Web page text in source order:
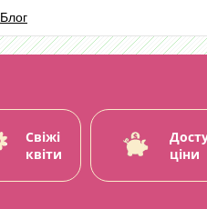
Блог
Свіжі
квіти
ціни